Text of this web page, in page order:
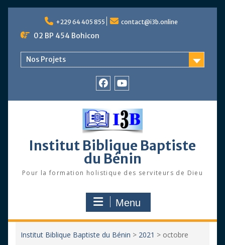
content
+229 64 405 855 contact@i3b.online
02 BP 454 Bohicon
Nos Projets
Youtube
Institut Biblique Baptiste
du Bénin
Pour la formation holistique des serviteurs de Dieu
Menu
Institut Biblique Baptiste du Bénin > 2021 > octobre